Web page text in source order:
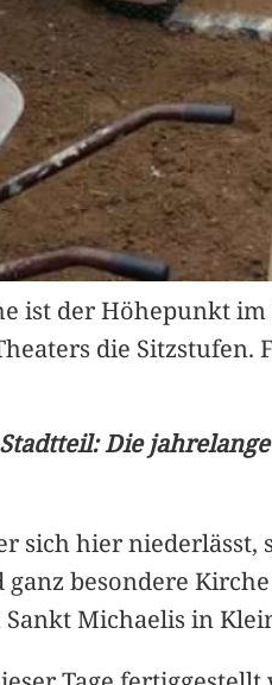
ist der Höhepunkt
die Sitzstufen.
Die
sich hier
besondere
Michaelis in